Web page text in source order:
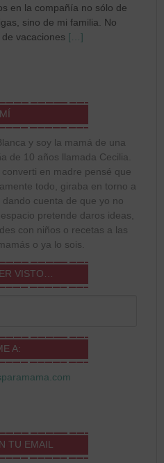
en la compañía no sólo de
sino de mi familia. No
vacaciones […]
y soy la mamá de una
de 10 años llamada Cecilia.
en madre pensé que
todo, giraba en torno a
cuenta de que yo no
pretende daros ideas,
con niños o recetas a las
o ya lo sois.
VISTO…
A:
TU EMAIL